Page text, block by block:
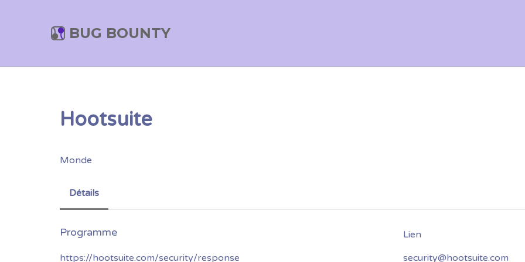
BUG BOUNTY
Hootsuite
Monde
Détails
https://hootsuite.com/security/response security@hootsuite.com